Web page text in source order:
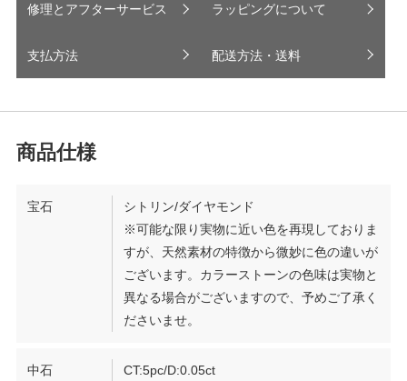
修理とアフターサービス ラッピングについて
支払方法 配送方法・送料
宝石
シトリン/ダイヤモンド
※可能な限り実物に近い色を再現しておりま
すが、天然素材の特徴から微妙に色の違いが
ございます。カラーストーンの色味は実物と
異なる場合がございますので、予めご了承く
ださいませ。
中石 CT:5pc/D:0.05ct